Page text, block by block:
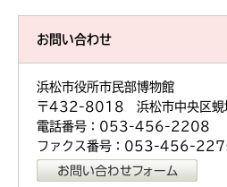
お問い合わせ
浜松市役所市民部博物館
〒432-8018 浜松市中央区蜆
電話番号：053-456-2208
ファクス番号：053-456-